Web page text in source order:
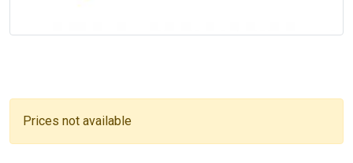
Prices not available